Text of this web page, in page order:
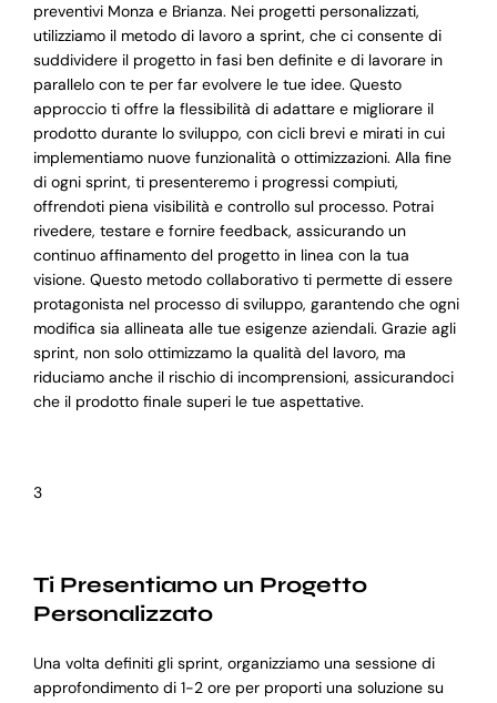
preventivi Monza e Brianza. Nei progetti personalizzati,
utilizziamo il metodo di lavoro a sprint, che ci consente di
suddividere il progetto in fasi ben definite e di lavorare in
parallelo con te per far evolvere le tue idee. Questo
approccio ti offre la flessibilità di adattare e migliorare il
prodotto durante lo sviluppo, con cicli brevi e mirati in cui
implementiamo nuove funzionalità o ottimizzazioni. Alla fine
di ogni sprint, ti presenteremo i progressi compiuti,
offrendoti piena visibilità e controllo sul processo. Potrai
rivedere, testare e fornire feedback, assicurando un
continuo affinamento del progetto in linea con la tua
visione. Questo metodo collaborativo ti permette di essere
protagonista nel processo di sviluppo, garantendo che ogni
modifica sia allineata alle tue esigenze aziendali. Grazie agli
sprint, non solo ottimizzamo la qualità del lavoro, ma
riduciamo anche il rischio di incomprensioni, assicurandoci
che il prodotto finale superi le tue aspettative.
3
Ti Presentiamo un Progetto
Personalizzato
Una volta definiti gli sprint, organizziamo una sessione di
approfondimento di 1-2 ore per proporti una soluzione su